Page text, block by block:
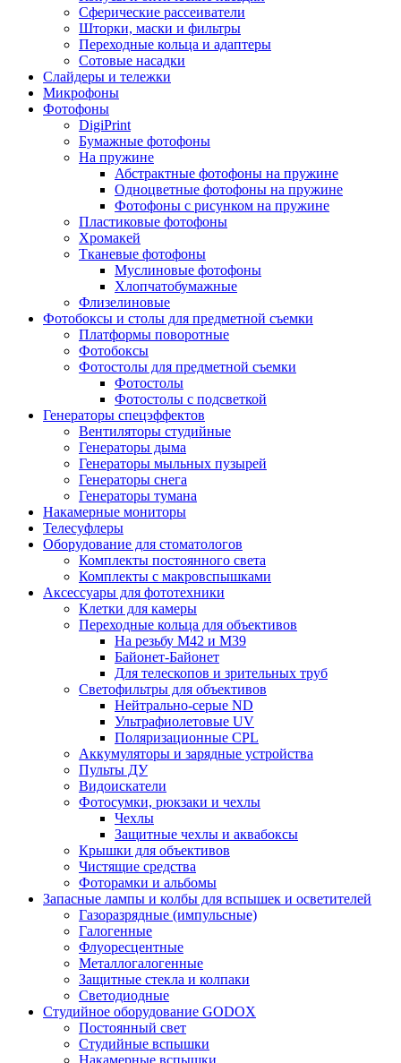
Сферические рассеиватели
Шторки, маски и фильтры
Переходные кольца и адаптеры
Сотовые насадки
Слайдеры и тележки
Микрофоны
Фотофоны
DigiPrint
Бумажные фотофоны
На пружине
Абстрактные фотофоны на пружине
Одноцветные фотофоны на пружине
Фотофоны с рисунком на пружине
Пластиковые фотофоны
Хромакей
Тканевые фотофоны
Муслиновые фотофоны
Хлопчатобумажные
Флизелиновые
Фотобоксы и столы для предметной съемки
Платформы поворотные
Фотобоксы
Фотостолы для предметной съемки
Фотостолы
Фотостолы с подсветкой
Генераторы спецэффектов
Вентиляторы студийные
Генераторы дыма
Генераторы мыльных пузырей
Генераторы снега
Генераторы тумана
Накамерные мониторы
Телесуфлеры
Оборудование для стоматологов
Комплекты постоянного света
Комплекты с макровспышками
Аксессуары для фототехники
Клетки для камеры
Переходные кольца для объективов
На резьбу М42 и М39
Байонет-Байонет
Для телескопов и зрительных труб
Светофильтры для объективов
Нейтрально-серые ND
Ультрафиолетовые UV
Поляризационные CPL
Аккумуляторы и зарядные устройства
Пульты ДУ
Видоискатели
Фотосумки, рюкзаки и чехлы
Чехлы
Защитные чехлы и аквабоксы
Крышки для объективов
Чистящие средства
Фоторамки и альбомы
Запасные лампы и колбы для вспышек и осветителей
Газоразрядные (импульсные)
Галогенные
Флуоресцентные
Металлогалогенные
Защитные стекла и колпаки
Светодиодные
Студийное оборудование GODOX
Постоянный свет
Студийные вспышки
Накамерные вспышки